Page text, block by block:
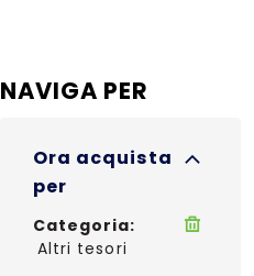
NAVIGA PER
Ora acquista
per
Categoria
Altri tesori